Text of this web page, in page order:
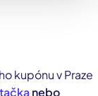
kupónu v Praze
nebo